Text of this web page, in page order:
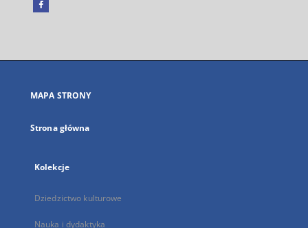
Facebook
się
karcie
MAPA STRONY
Strona główna
Kolekcje
Dziedzictwo kulturowe
Nauka i dydaktyka